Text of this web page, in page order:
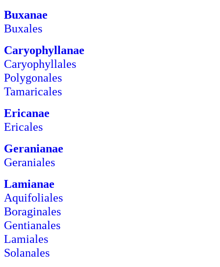
Buxanae
Buxales
Caryophyllanae
Caryophyllales
Polygonales
Tamaricales
Ericanae
Ericales
Geranianae
Geraniales
Lamianae
Aquifoliales
Boraginales
Gentianales
Lamiales
Solanales